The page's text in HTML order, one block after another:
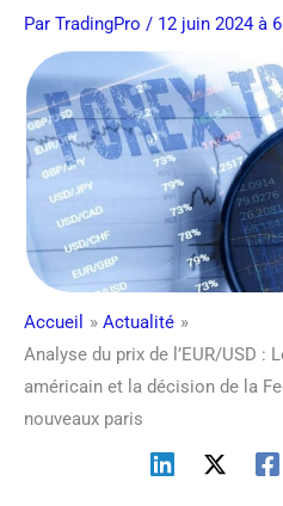
Par TradingPro / 12 juin 2024 à
Accueil
Actualité
Analyse du prix de l’EUR/USD :
américain et la décision de la
nouveaux paris